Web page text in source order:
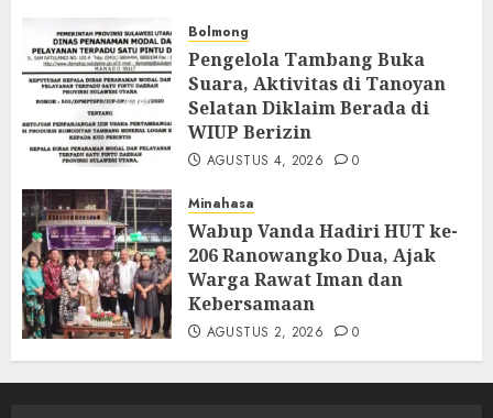
Bolmong
Pengelola Tambang Buka
Suara, Aktivitas di Tanoyan
Selatan Diklaim Berada di
WIUP Berizin
AGUSTUS 4, 2026 0
Minahasa
Wabup Vanda Hadiri HUT ke-
206 Ranowangko Dua, Ajak
Warga Rawat Iman dan
Kebersamaan
AGUSTUS 2, 2026 0